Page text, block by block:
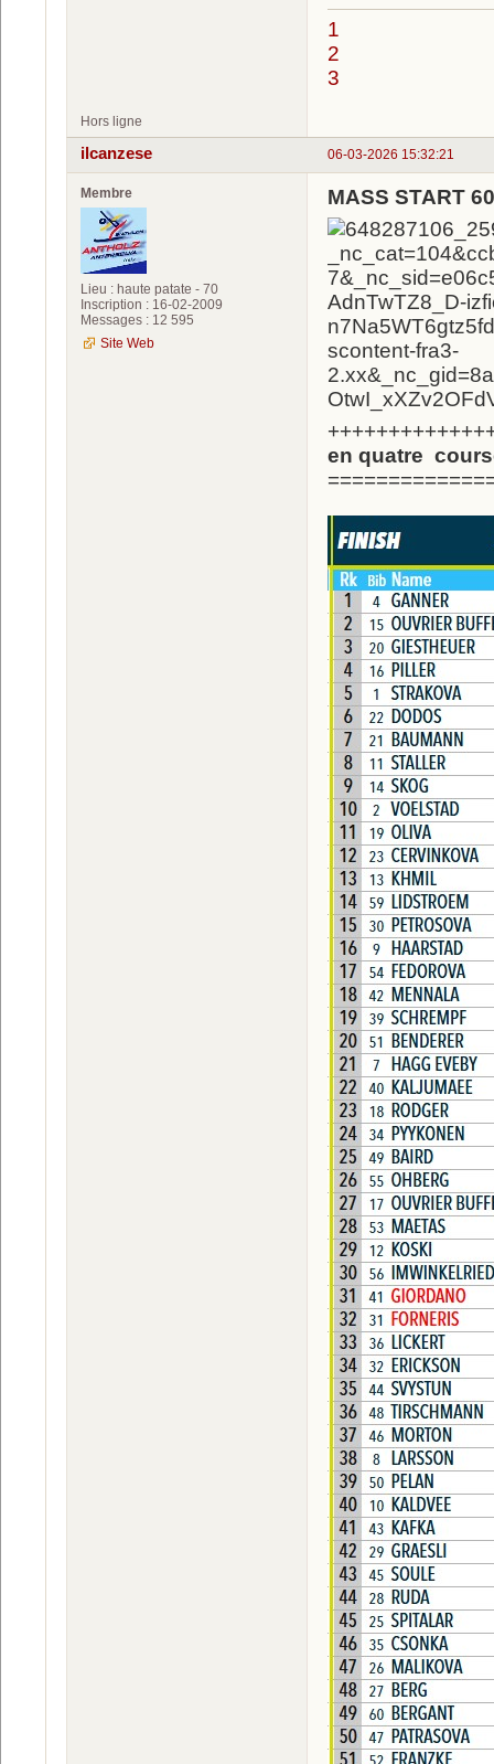
1
2
3
Hors ligne
06-03-2026 15:32:21
ilcanzese
Membre
Lieu : haute patate - 70
Inscription : 16-02-2009
Messages : 12 595
Site Web
MASS START
en quatre